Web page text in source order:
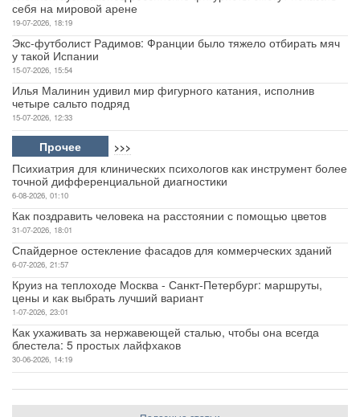
себя на мировой арене
19-07-2026, 18:19
Экс-футболист Радимов: Франции было тяжело отбирать мяч
у такой Испании
15-07-2026, 15:54
Илья Малинин удивил мир фигурного катания, исполнив
четыре сальто подряд
15-07-2026, 12:33
Прочее >>>
Психиатрия для клинических психологов как инструмент более
точной дифференциальной диагностики
6-08-2026, 01:10
Как поздравить человека на расстоянии с помощью цветов
31-07-2026, 18:01
Спайдерное остекление фасадов для коммерческих зданий
6-07-2026, 21:57
Круиз на теплоходе Москва - Санкт-Петербург: маршруты,
цены и как выбрать лучший вариант
1-07-2026, 23:01
Как ухаживать за нержавеющей сталью, чтобы она всегда
блестела: 5 простых лайфхаков
30-06-2026, 14:19